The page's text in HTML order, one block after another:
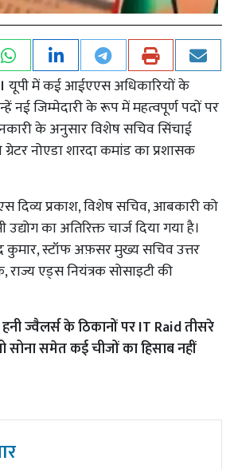
यूपी में कई आईएएस अधिकारियों के
नई जिम्मेदारी के रूप में महत्वपूर्ण पदों पर
के अनुसार विशेष सचिव सिंचाई
नोएडा शारदा कमांड का प्रशासक
दिव्य प्रकाश, विशेष सचिव, आबकारी को
उद्योग का अतिरिक्त चार्ज दिया गया है।
कुमार, स्टॉफ अफ़सर मुख्य सचिव उत्तर
एड्स नियंत्रक सोसाइटी की
ज्वैलर्स के ठिकानों पर IT Raid तीसरे
सोना समेत कई चीजों का हिसाब नहीं